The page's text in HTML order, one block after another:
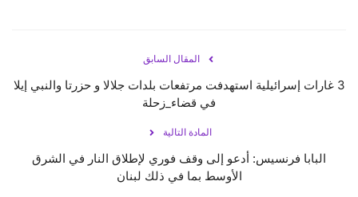
المقال السابق
3 غارات إسرائيلية استهدفت مرتفعات بلدات جلالا و حزرتا والنبي إيلا
في ‎قضاء_زحلة
المادة التالية
البابا فرنسيس: أدعو إلى وقف فوري لإطلاق النار في الشرق
الأوسط بما في ذلك لبنان